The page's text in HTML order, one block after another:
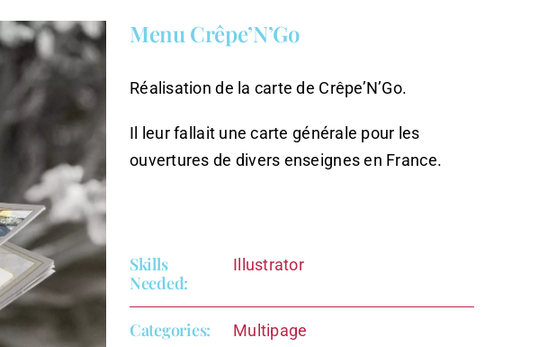
Menu Crêpe’N’Go
Réalisation de la carte de Crêpe’N’Go.
Il leur fallait une carte générale pour les
ouvertures de divers enseignes en France.
Skills
Needed:
Illustrator
Categories: Multipage